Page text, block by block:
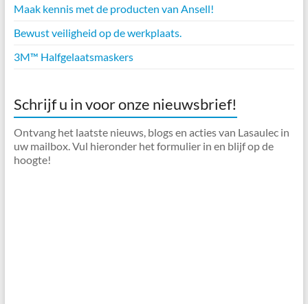
Maak kennis met de producten van Ansell!
Bewust veiligheid op de werkplaats.
3M™ Halfgelaatsmaskers
Schrijf u in voor onze nieuwsbrief!
Ontvang het laatste nieuws, blogs en acties van Lasaulec in
uw mailbox. Vul hieronder het formulier in en blijf op de
hoogte!